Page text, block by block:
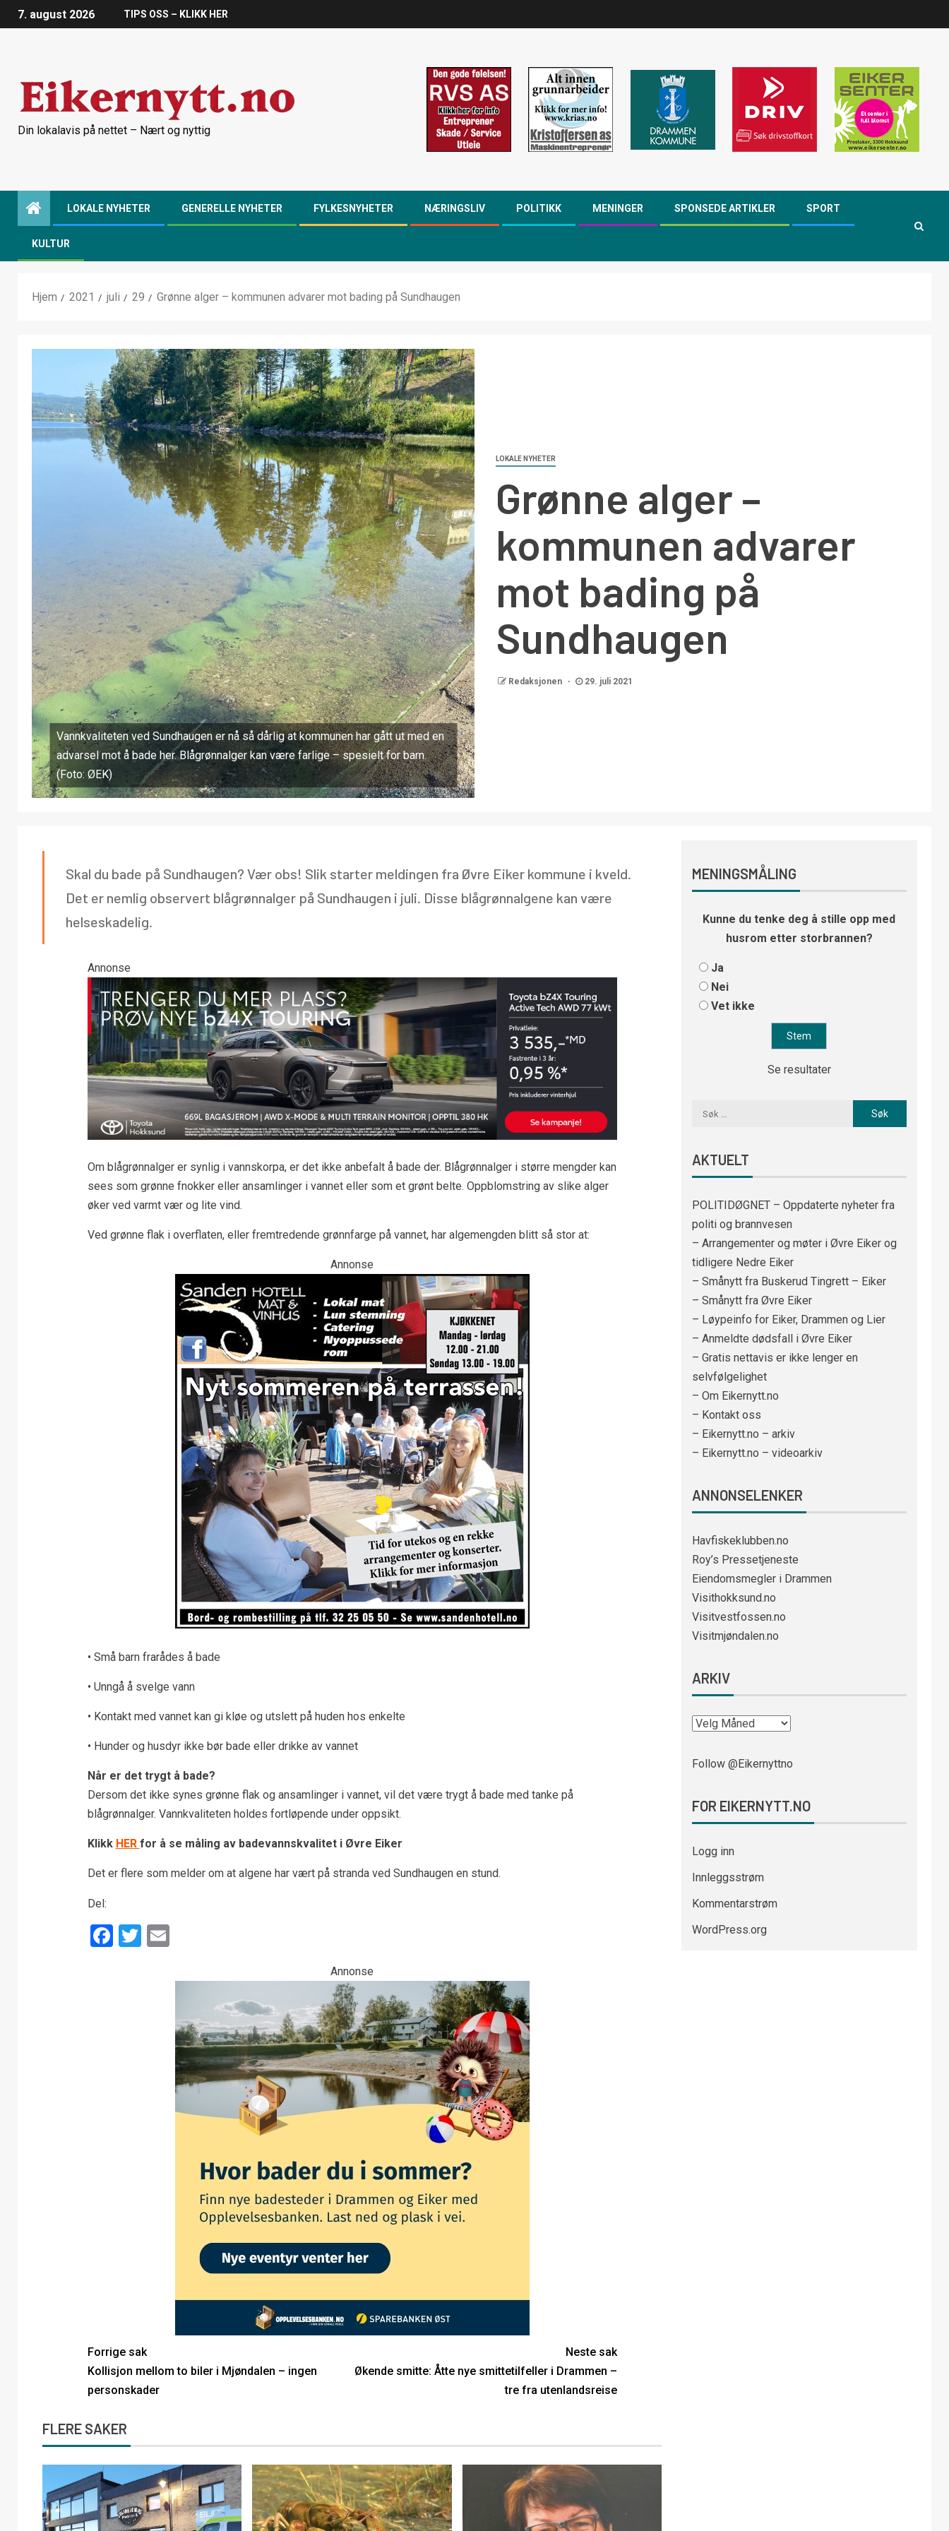
7. august 2026 TIPS OSS – KLIKK HER
Din lokalavis på nettet – Nært og nyttig
LOKALE NYHETER GENERELLE NYHETER FYLKESNYHETER NÆRINGSLIV POLITIKK MENINGER SPONSEDE ARTIKLER SPORT
KULTUR
Hjem 2021 juli 29 Grønne alger – kommunen advarer mot bading på Sundhaugen
Vannkvaliteten ved Sundhaugen er nå så dårlig at kommunen har gått ut med en
advarsel mot å bade her. Blågrønnalger kan være farlige – spesielt for barn.
(Foto: ØEK)
LOKALE NYHETER
Grønne alger –
kommunen advarer
mot bading på
Sundhaugen
Redaksjonen 29. juli 2021
Skal du bade på Sundhaugen? Vær obs! Slik starter meldingen fra Øvre Eiker kommune i kveld.
Det er nemlig observert blågrønnalger på Sundhaugen i juli. Disse blågrønnalgene kan være
helseskadelig.
Annonse
Om blågrønnalger er synlig i vannskorpa, er det ikke anbefalt å bade der. Blågrønnalger i større mengder kan
sees som grønne fnokker eller ansamlinger i vannet eller som et grønt belte. Oppblomstring av slike alger
øker ved varmt vær og lite vind.
Ved grønne flak i overflaten, eller fremtredende grønnfarge på vannet, har algemengden blitt så stor at:
Annonse
• Små barn frarådes å bade
• Unngå å svelge vann
• Kontakt med vannet kan gi kløe og utslett på huden hos enkelte
• Hunder og husdyr ikke bør bade eller drikke av vannet
Når er det trygt å bade?
Dersom det ikke synes grønne flak og ansamlinger i vannet, vil det være trygt å bade med tanke på
blågrønnalger. Vannkvaliteten holdes fortløpende under oppsikt.
Klikk HER for å se måling av badevannskvalitet i Øvre Eiker
Det er flere som melder om at algene har vært på stranda ved Sundhaugen en stund.
Del:
Facebook
Twitter
Email
Annonse
Forrige sak
Kollisjon mellom to biler i Mjøndalen – ingen
personskader
Neste sak
Økende smitte: Åtte nye smittetilfeller i Drammen –
tre fra utenlandsreise
FLERE SAKER
MENINGSMÅLING
Kunne du tenke deg å stille opp med
husrom etter storbrannen?
Ja
Nei
Vet ikke
Se resultater
AKTUELT
POLITIDØGNET – Oppdaterte nyheter fra
politi og brannvesen
– Arrangementer og møter i Øvre Eiker og
tidligere Nedre Eiker
– Smånytt fra Buskerud Tingrett – Eiker
– Smånytt fra Øvre Eiker
– Løypeinfo for Eiker, Drammen og Lier
– Anmeldte dødsfall i Øvre Eiker
– Gratis nettavis er ikke lenger en
selvfølgelighet
– Om Eikernytt.no
– Kontakt oss
– Eikernytt.no – arkiv
– Eikernytt.no – videoarkiv
ANNONSELENKER
Havfiskeklubben.no
Roy’s Pressetjeneste
Eiendomsmegler i Drammen
Visithokksund.no
Visitvestfossen.no
Visitmjøndalen.no
ARKIV
Follow @Eikernyttno
FOR EIKERNYTT.NO
Logg inn
Innleggsstrøm
Kommentarstrøm
WordPress.org